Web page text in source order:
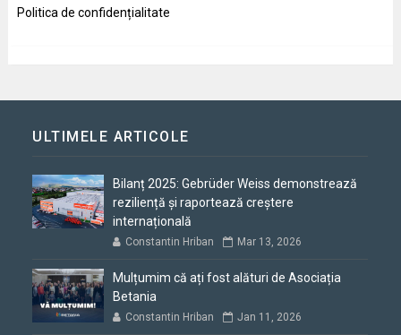
Politica de confidențialitate
ULTIMELE ARTICOLE
Bilanț 2025: Gebrüder Weiss demonstrează
reziliență și raportează creștere
internațională
Constantin Hriban Mar 13, 2026
Mulțumim că ați fost alături de Asociația
Betania
Constantin Hriban Jan 11, 2026